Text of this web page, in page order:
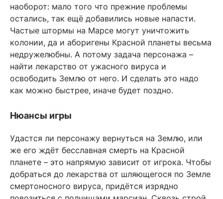
наоборот: мало того что прежние проблемы
остались, так ещё добавились новые напасти.
Частые штормы на Марсе могут уничтожить
колонии, да и аборигены Красной планеты весьма
недружелюбны. А потому задача персонажа –
найти лекарство от ужасного вируса и
освободить Землю от него. И сделать это надо
как можно быстрее, иначе будет поздно.
Нюансы игры
Удастся ли персонажу вернуться на Землю, или
же его ждёт бесславная смерть на Красной
планете – это напрямую зависит от игрока. Чтобы
добраться до лекарства от шляющегося по Земле
смертоносного вируса, придётся изрядно